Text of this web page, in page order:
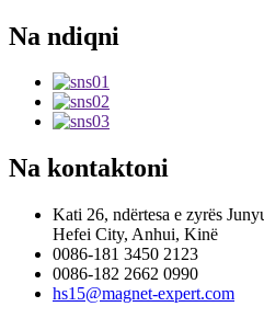
Na ndiqni
Na kontaktoni
Kati 26, ndërtesa e zyrës
Hefei City, Anhui, Kinë
0086-181 3450 2123
0086-182 2662 0990
hs15@magnet-expert.com